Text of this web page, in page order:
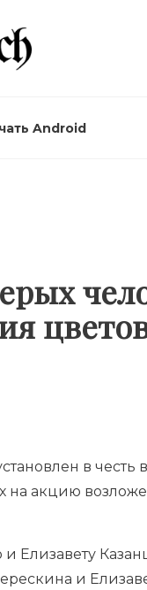
Android
в честь
акцию
и